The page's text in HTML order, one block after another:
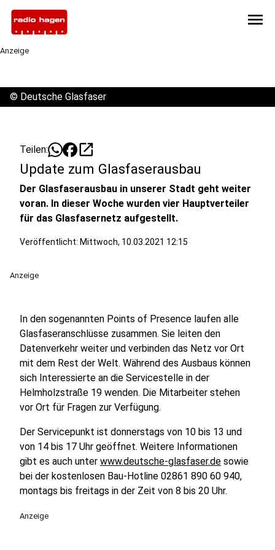
menu
Anzeige
© Deutsche Glasfaser
Teilen: open_in_new
Update zum Glasfaserausbau
Der Glasfaserausbau in unserer Stadt geht weiter
voran. In dieser Woche wurden vier Hauptverteiler
für das Glasfasernetz aufgestellt.
Veröffentlicht: Mittwoch, 10.03.2021 12:15
Anzeige
In den sogenannten Points of Presence laufen alle
Glasfaseranschlüsse zusammen. Sie leiten den
Datenverkehr weiter und verbinden das Netz vor Ort
mit dem Rest der Welt. Während des Ausbaus können
sich Interessierte an die Servicestelle in der
Helmholzstraße 19 wenden. Die Mitarbeiter stehen
vor Ort für Fragen zur Verfügung.
Der Servicepunkt ist donnerstags von 10 bis 13 und
von 14 bis 17 Uhr geöffnet. Weitere Informationen
gibt es auch unter www.deutsche-glasfaser.de sowie
bei der kostenlosen Bau-Hotline 02861 890 60 940,
montags bis freitags in der Zeit von 8 bis 20 Uhr.
Anzeige